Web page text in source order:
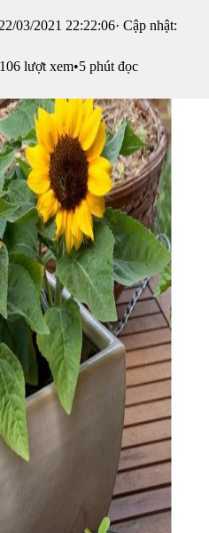
22/03/2021 22:22:06· Cập nhật:
106 lượt xem•5 phút đọc